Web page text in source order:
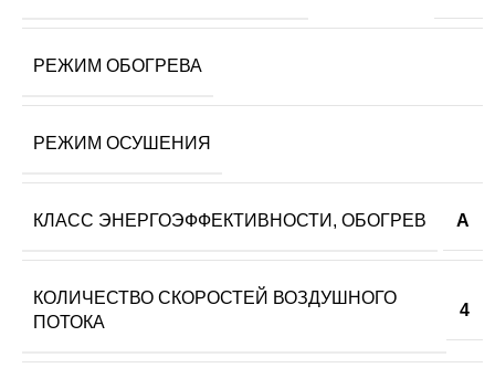
РЕЖИМ ОБОГРЕВА
РЕЖИМ ОСУШЕНИЯ
КЛАСС ЭНЕРГОЭФФЕКТИВНОСТИ, ОБОГРЕВ A
КОЛИЧЕСТВО СКОРОСТЕЙ ВОЗДУШНОГО
ПОТОКА
4